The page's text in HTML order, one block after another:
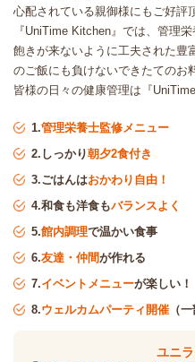
心配されている親御様にもご好評
『UniTime Kitchen』では、管理
飽きが来ないように工夫された豊
のご飯にも負けないできたてのお
皆様の日々の健康管理は『
1.管理栄養士監修メニュー
2.しっかり朝夕2食付き
3.ごはんはおかわり自由！
4.和食も洋食もバランスよく
5.館内調理で温かい食事
6.友達・仲間が作れる
7.イベントメニューが楽しい！
8.ウェルカムパーティ開催 （一
ユニ